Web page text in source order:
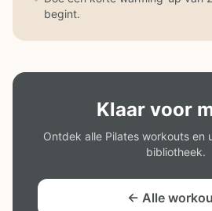
begint.
Klaar voor
Ontdek alle Pilates workouts en
bibliotheek.
← Alle